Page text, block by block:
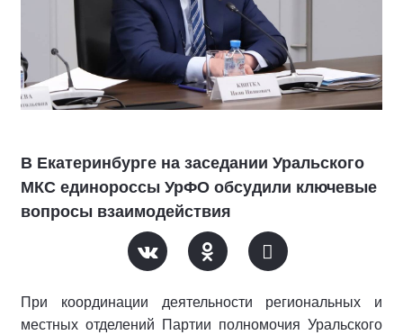
В Екатеринбурге на заседании Уральского
МКС единороссы УрФО обсудили ключевые
вопросы взаимодействия
При координации деятельности региональных и
местных отделений Партии полномочия Уральского